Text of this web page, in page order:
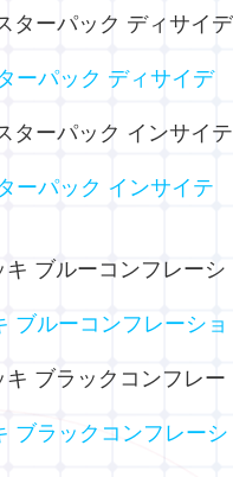
ーパック ディサイデ
ーパック インサイテ
ブルーコンフレーショ
ブラックコンフレーシ